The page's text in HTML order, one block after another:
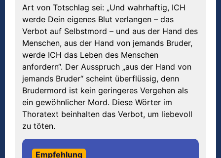
Art von Totschlag sei: „Und wahrhaftig, ICH
werde Dein eigenes Blut verlangen – das
Verbot auf Selbstmord – und aus der Hand des
Menschen, aus der Hand von jemands Bruder,
werde ICH das Leben des Menschen
anfordern“. Der Ausspruch „aus der Hand von
jemands Bruder“ scheint überflüssig, denn
Brudermord ist kein geringeres Vergehen als
ein gewöhnlicher Mord. Diese Wörter im
Thoratext beinhalten das Verbot, um liebevoll
zu töten.
Empfehlung